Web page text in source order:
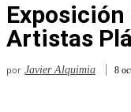
Artistas
por Javier Alquimia 8